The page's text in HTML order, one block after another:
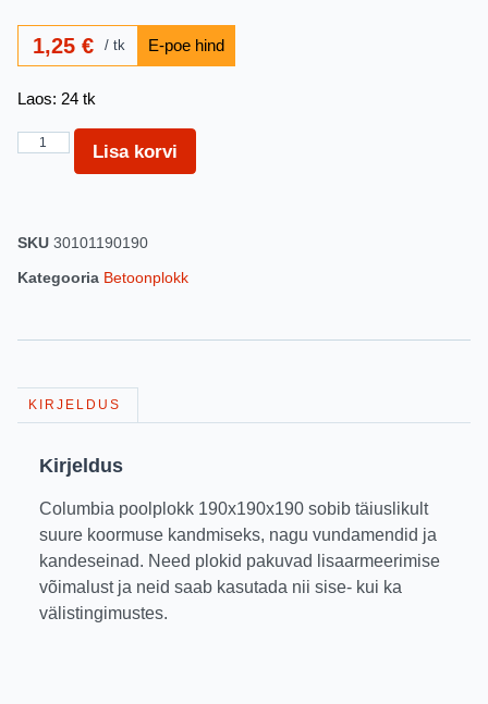
1,25€ tk
Laos: 24 tk
Lisa korvi
SKU 30101190190
Kategooria Betoonplokk
KIRJELDUS
Kirjeldus
Columbia poolplokk 190x190x190 sobib täiuslikult
suure koormuse kandmiseks, nagu vundamendid ja
kandeseinad. Need plokid pakuvad lisaarmeerimise
võimalust ja neid saab kasutada nii sise- kui ka
välistingimustes.